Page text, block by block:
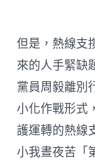
但是，熱線支
來的人手緊缺
黨員周毅離別
小化作戰形式
護運轉的熱線
小我晝夜苦「